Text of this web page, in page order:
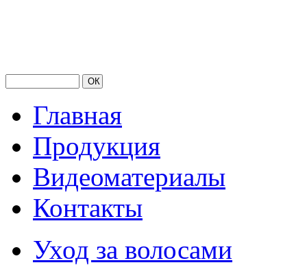
Главная
Продукция
Видеоматериалы
Контакты
Уход за волосами